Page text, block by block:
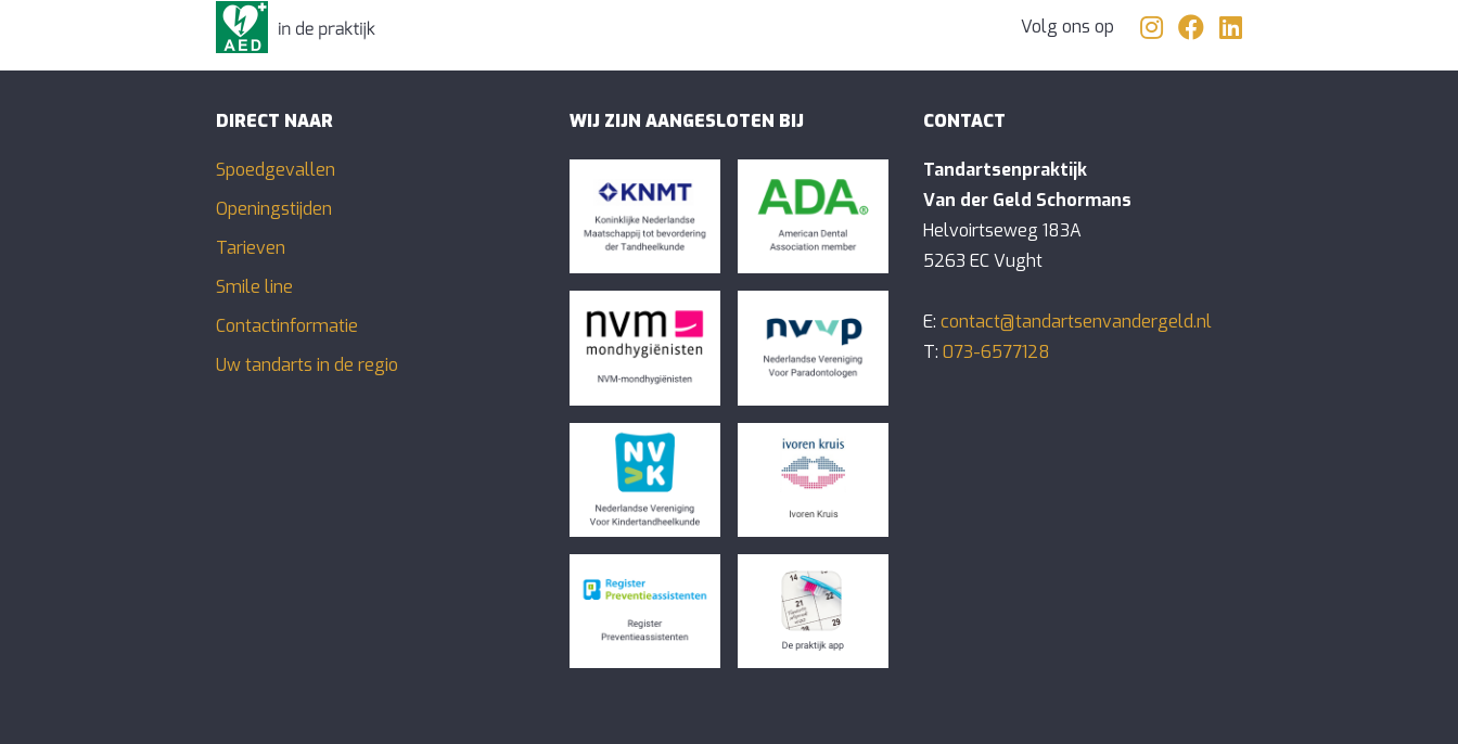
Volg ons op
DIRECT NAAR
Spoedgevallen
Openingstijden
Tarieven
Smile line
Contactinformatie
Uw tandarts in de regio
WIJ ZIJN AANGESLOTEN BIJ CONTACT
Tandartsenpraktijk
Van der Geld Schormans
Helvoirtseweg 183A
5263 EC Vught
E: contact@tandartsenvandergeld.nl
T: 073-6577128